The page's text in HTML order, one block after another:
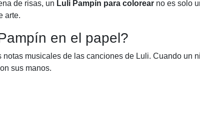
de risas, un Luli Pampín para colorear no es solo
arte.
en el papel?
notas musicales de las canciones de Luli. Cuando un
sus manos.